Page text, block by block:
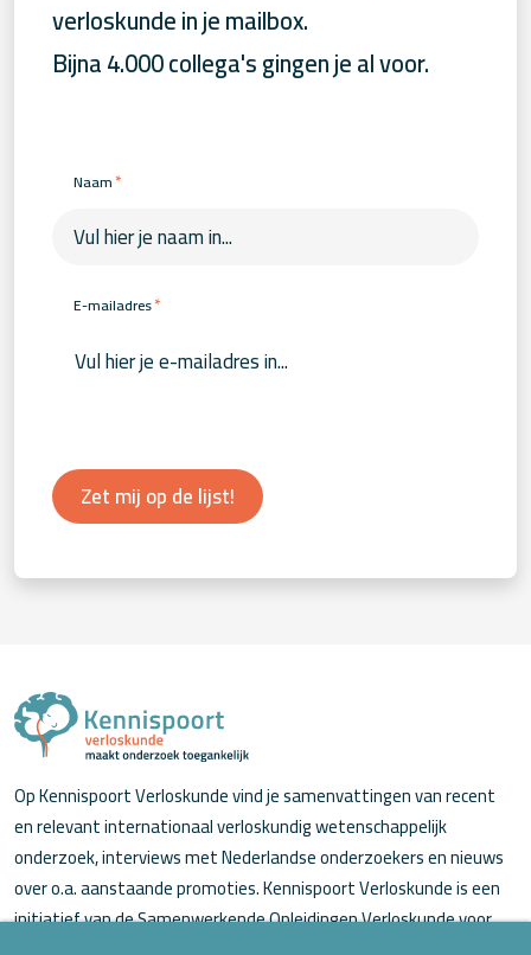
verloskunde in je mailbox.
Bijna 4.000 collega's gingen je al voor.
Naam*
E-mailadres*
Zet mij op de lijst!
Op Kennispoort Verloskunde vind je samenvattingen van recent
en relevant internationaal verloskundig wetenschappelijk
onderzoek, interviews met Nederlandse onderzoekers en nieuws
over o.a. aanstaande promoties. Kennispoort Verloskunde is een
initiatief van de Samenwerkende Opleidingen Verloskunde voor